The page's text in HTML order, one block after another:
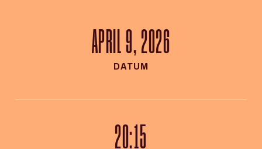
APRIL 9, 2026
DATUM
20:15